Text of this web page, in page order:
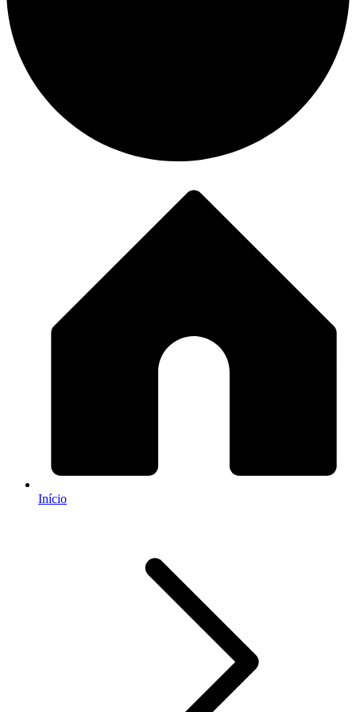
Início